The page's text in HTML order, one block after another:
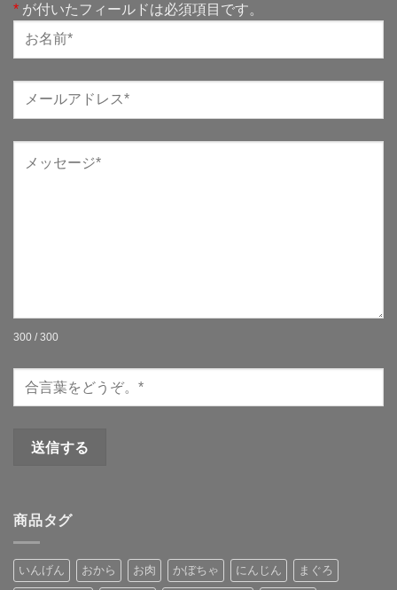
* が付いたフィールドは必須項目です。
300 / 300
商品タグ
いんげん おから お肉 かぼちゃ にんじん まぐろ